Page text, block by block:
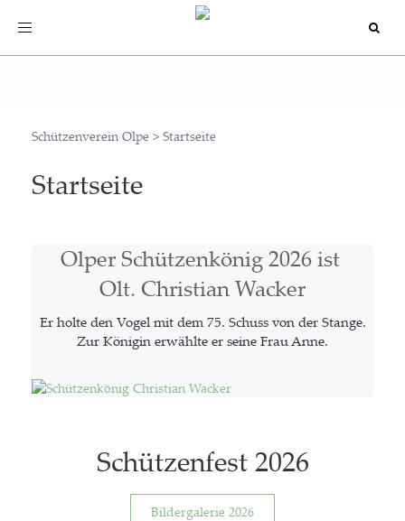
Toggle
Schützenverein Olpe > Startseite
Start­sei­te
Olper Schüt­zen­kö­nig 2026 ist
Olt. Chris­ti­an Wacker
Er hol­te den Vogel mit dem 75. Schuss von der Stan­ge.
Zur Köni­gin erwähl­te er sei­ne Frau Anne.
Schüt­zen­fest 2026
Bil­der­ga­le­rie 2026